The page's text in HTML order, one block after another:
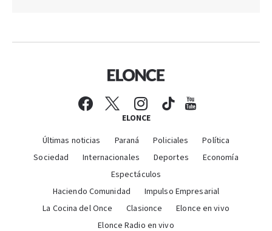
ELONCE
Últimas noticias Paraná Policiales
Política
Sociedad
Internacionales Deportes
Economía
Espectáculos
Haciendo Comunidad
Impulso Empresarial
La Cocina del Once
Clasionce
Elonce en vivo
Elonce Radio en vivo